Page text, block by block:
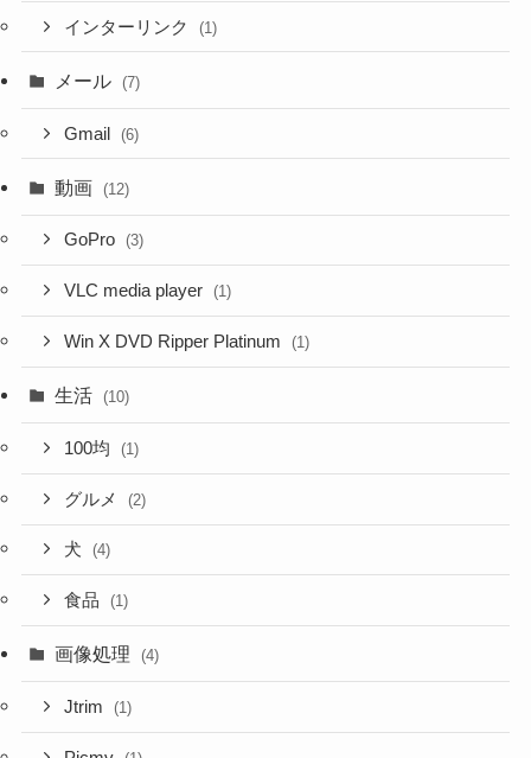
インターリンク (1)
メール (7)
Gmail (6)
動画 (12)
GoPro (3)
VLC media player (1)
Win X DVD Ripper Platinum (1)
生活 (10)
100均 (1)
グルメ (2)
犬 (4)
食品 (1)
画像処理 (4)
Jtrim (1)